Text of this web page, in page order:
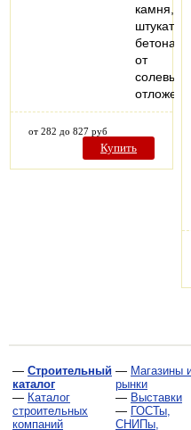
камня,
бетона
от
солевых
отложений
от 282 до 827 руб
Купить
— Строительный
каталог
— Каталог
строительных
компаний
— Магазины
рынки
— Выставки
— ГОСТы,
СНИПы,